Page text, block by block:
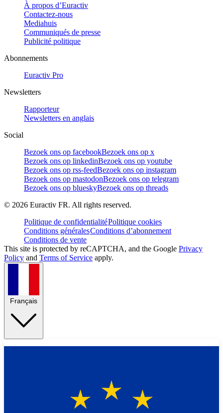
À propos d’Euractiv
Contactez-nous
Mediahuis
Communiqués de presse
Publicité politique
Abonnements
Euractiv Pro
Newsletters
Rapporteur
Newsletters en anglais
Social
Bezoek ons op facebookBezoek ons op x
Bezoek ons op linkedinBezoek ons op youtube
Bezoek ons op rss-feedBezoek ons op instagram
Bezoek ons op mastodonBezoek ons op telegram
Bezoek ons op blueskyBezoek ons op threads
© 2026 Euractiv FR. All rights reserved.
Politique de confidentialitéPolitique cookies
Conditions généralesConditions d’abonnement
Conditions de vente
This site is protected by reCAPTCHA, and the Google Privacy
Policy and Terms of Service apply.
Français